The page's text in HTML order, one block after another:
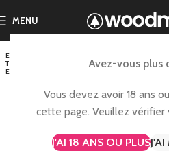
Avez-vous plus
Vous devez avoir 18 ans
cette page. Veuillez
J'AI 18 ANS OU PLUSJ'AI
MENU
EN RUP
TURE D
E STOC